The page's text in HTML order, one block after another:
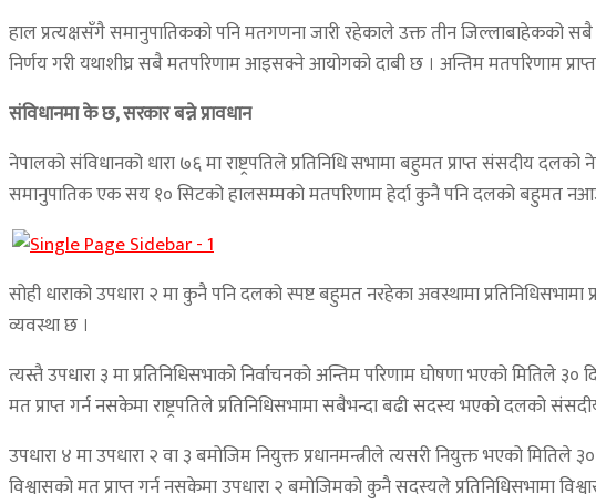
हाल प्रत्यक्षसँगै समानुपातिकको पनि मतगणना जारी रहेकाले उक्त तीन
निर्णय गरी यथाशीघ्र सबै मतपरिणाम आइसक्ने आयोगको दाबी छ । अन्तिम मतपरिणाम
संविधानमा के छ, सरकार बन्ने प्रावधान
नेपालको संविधानको धारा ७६ मा राष्ट्रपतिले प्रतिनिधि सभामा बहुमत प्राप्त संसदीय दलको
समानुपातिक एक सय १० सिटको हालसम्मको मतपरिणाम हेर्दा कुनै पनि दलको बहुमत
सोही धाराको उपधारा २ मा कुनै पनि दलको स्पष्ट बहुमत नरहेका अवस्थामा प्रतिनिधिसभामा
व्यवस्था छ ।
त्यस्तै उपधारा ३ मा प्रतिनिधिसभाको निर्वाचनको अन्तिम परिणाम घोषणा भएको मितिले ३०
मत प्राप्त गर्न नसकेमा राष्ट्रपतिले प्रतिनिधिसभामा सबैभन्दा बढी सदस्य भएको दलको
उपधारा ४ मा उपधारा २ वा ३ बमोजिम नियुक्त प्रधानमन्त्रीले त्यसरी नियुक्त भएको मितिले
विश्वासको मत प्राप्त गर्न नसकेमा उपधारा २ बमोजिमको कुनै सदस्यले प्रतिनिधिसभामा